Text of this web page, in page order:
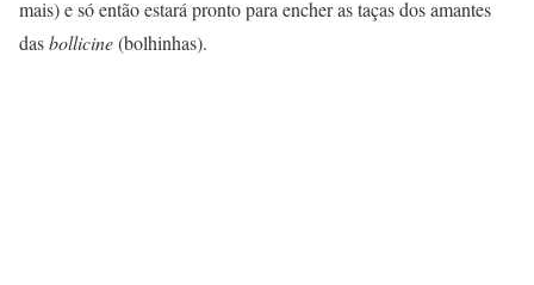
mais) e só então estará pronto para encher as taças dos amantes
dasbollicine(bolhinhas).